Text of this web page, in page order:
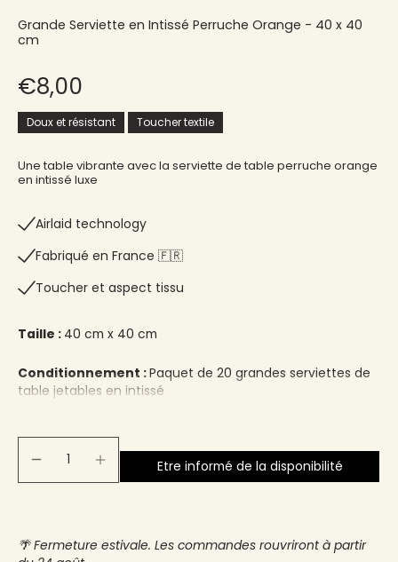
Grande Serviette en Intissé Perruche Orange - 40 x 40
cm
€8,00
Doux et résistant Toucher textile
Une table vibrante avec la serviette de table perruche orange
en intissé luxe
Airlaid technology
Fabriqué en France 🇫🇷​
Toucher et aspect tissu
Taille : 40 cm x 40 cm
Conditionnement :Paquet de 20 grandes serviettes de
table jetables en intissé
Etre informé de la disponibilité
🌴 Fermeture estivale. Les commandes rouvriront à partir